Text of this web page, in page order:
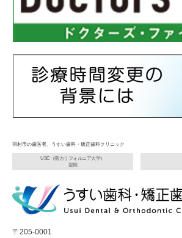
羽村市の歯医者、うすい歯科・矯正歯科クリニック
USC（南カリフォルニア大学）
提携
〒205-0001